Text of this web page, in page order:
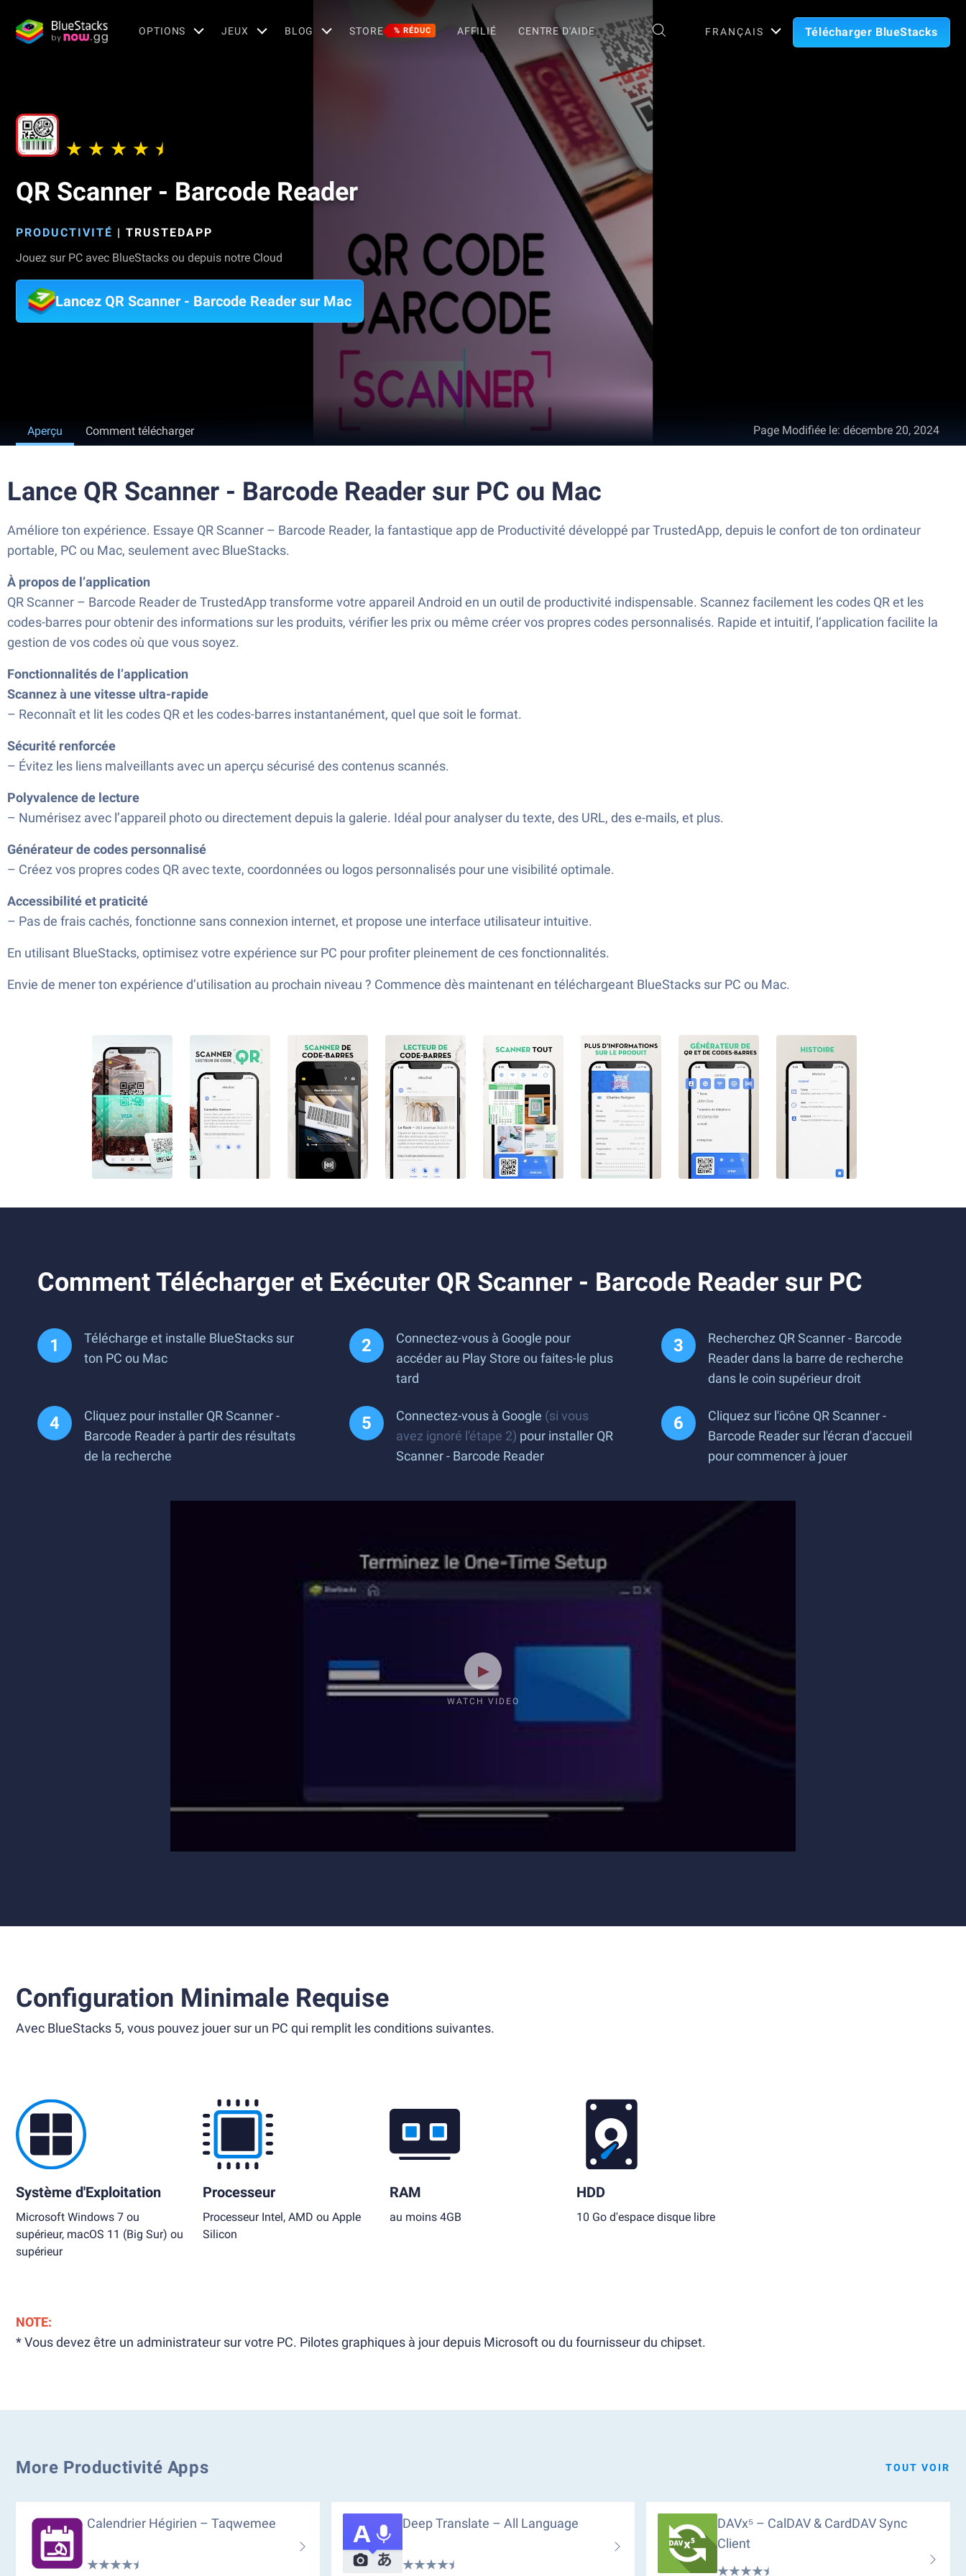
OPTIONS JEUX BLOG STORE % RÉDUC AFFILIÉ CENTRE D'AIDE FRANÇAIS Télécharger BlueStacks
QR Scanner - Barcode Reader
PRODUCTIVITÉ | TRUSTEDAPP
Jouez sur PC avec BlueStacks ou depuis notre Cloud
Lancez QR Scanner - Barcode Reader sur Mac
Aperçu Comment télécharger Page Modifiée le: décembre 20, 2024
Lance QR Scanner - Barcode Reader sur PC ou Mac
Améliore ton expérience. Essaye QR Scanner – Barcode Reader, la fantastique app de Productivité développé par TrustedApp, depuis le confort de ton ordinateur
portable, PC ou Mac, seulement avec BlueStacks.
À propos de l’application
QR Scanner – Barcode Reader de TrustedApp transforme votre appareil Android en un outil de productivité indispensable. Scannez facilement les codes QR et les
codes-barres pour obtenir des informations sur les produits, vérifier les prix ou même créer vos propres codes personnalisés. Rapide et intuitif, l’application facilite la
gestion de vos codes où que vous soyez.
Fonctionnalités de l’application
Scannez à une vitesse ultra-rapide
– Reconnaît et lit les codes QR et les codes-barres instantanément, quel que soit le format.
Sécurité renforcée
– Évitez les liens malveillants avec un aperçu sécurisé des contenus scannés.
Polyvalence de lecture
– Numérisez avec l’appareil photo ou directement depuis la galerie. Idéal pour analyser du texte, des URL, des e-mails, et plus.
Générateur de codes personnalisé
– Créez vos propres codes QR avec texte, coordonnées ou logos personnalisés pour une visibilité optimale.
Accessibilité et praticité
– Pas de frais cachés, fonctionne sans connexion internet, et propose une interface utilisateur intuitive.
En utilisant BlueStacks, optimisez votre expérience sur PC pour profiter pleinement de ces fonctionnalités.
Envie de mener ton expérience d’utilisation au prochain niveau ? Commence dès maintenant en téléchargeant BlueStacks sur PC ou Mac.
Comment Télécharger et Exécuter QR Scanner - Barcode Reader sur PC
Télécharge et installe BlueStacks sur
ton PC ou Mac
Connectez-vous à Google pour
accéder au Play Store ou faites-le plus
tard
Recherchez QR Scanner - Barcode
Reader dans la barre de recherche
dans le coin supérieur droit
Cliquez pour installer QR Scanner -
Barcode Reader à partir des résultats
de la recherche
Connectez-vous à Google (si vous
avez ignoré l'étape 2) pour installer QR
Scanner - Barcode Reader
Cliquez sur l'icône QR Scanner -
Barcode Reader sur l'écran d'accueil
pour commencer à jouer
WATCH VIDEO
Configuration Minimale Requise
Avec BlueStacks 5, vous pouvez jouer sur un PC qui remplit les conditions suivantes.
Système d'Exploitation
Microsoft Windows 7 ou
supérieur, macOS 11 (Big Sur) ou
supérieur
Processeur
Processeur Intel, AMD ou Apple
Silicon
RAM
au moins 4GB
HDD
10 Go d'espace disque libre
NOTE:
* Vous devez être un administrateur sur votre PC. Pilotes graphiques à jour depuis Microsoft ou du fournisseur du chipset.
More Productivité Apps TOUT VOIR
Calendrier Hégirien – Taqwemee Deep Translate – All Language
DAVx⁵ – CalDAV & CardDAV Sync
Client